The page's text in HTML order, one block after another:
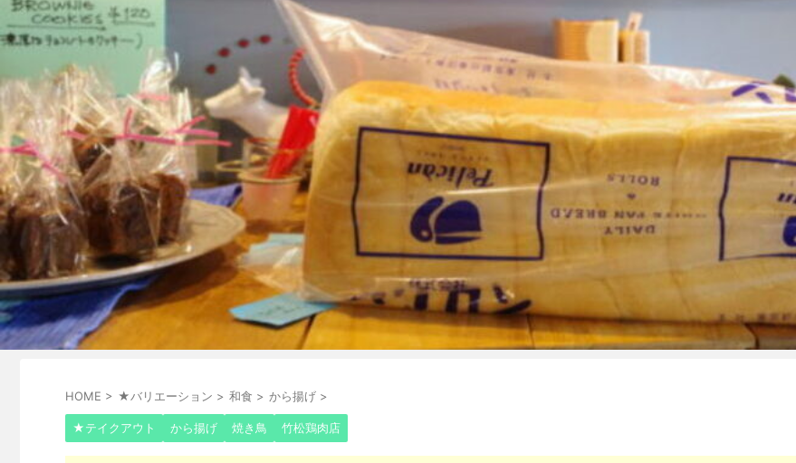
HOME > ★バリエーション > 和食 > から揚げ >
★テイクアウト から揚げ 焼き鳥 竹松鶏肉店